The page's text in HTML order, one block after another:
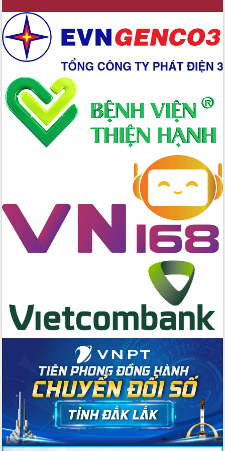
tâm Phục vụ hành chính công xã Ea
Phê
Xây dựng nền hành chính số đồng
hành cùng nông dân dân, doanh nghiệp
Giai đoạn 2026-2030, Đắk Lắk phấn
đấu có 77% xã đạt chuẩn nông thôn
mới
Chuyển đổi số 'mở đường' cho nông
nghiệp Đắk Lắk tăng trưởng bứt phá
Triển khai đồng bộ đo đạc, lập hồ sơ
địa chính, hoàn thiện cơ sở dữ liệu đất
Ứng dụng sinh trắc học - Bước tiến
Đắk Lắk đẩy mạnh nuôi biển công
nghệ, hướng tới phát triển thủy sản
bền vững
Tập huấn nâng cao năng lực triển khai
chuyển đổi số cho cán bộ, công chức
tâm đạt được mục tiêu tăng trưởng
hai con số trong năm 2026
Tổ chức trang trọng Lễ hội Đền thờ
Phó Bí thư Tỉnh ủy Đắk Lắk Đỗ Hữu
Huy giữ chức Bí thư Đảng ủy Ủy Ban
Nhân dân tỉnh
Bệnh án điện tử thúc đẩy chuyển đổi
số y tế tại Đắk Lắk
Chuyển đổi số thư viện: Mở rộng
không gian tri thức trong thời đại số
Đánh giá, rút kinh nghiệm công tác tổ
chức diễn tập trước ngày bầu cử